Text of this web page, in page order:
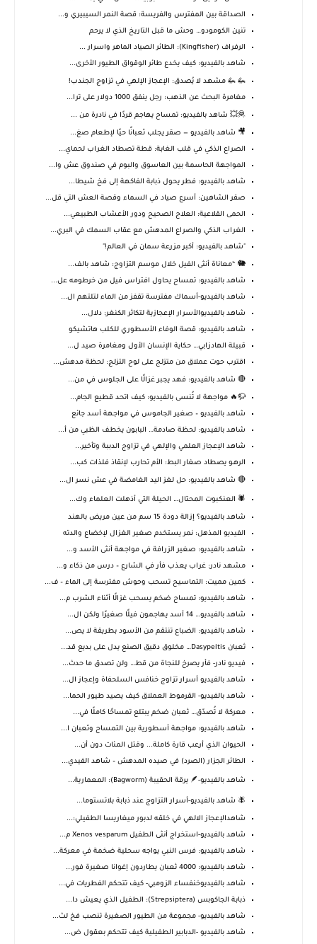
الصداقة بين المفترس والفريسة: قصة النمر السيبيري و...
تنين الكومودو… وحش ما قبل التاريخ الذي لا يرحم
الرفراف (Kingfisher): الطائر الصياد الماهر واسرار ...
شاهد بالفيديو: كيف يخدع طائر الوقواق الطيور الأخرى...
🦗 🦗 مشهد لا يُصدق: الإعجاز الإلهي في تزاوج الجندب!
مغامرة البحث عن الذهب: رجل ينفق 1000 دولار على ترا...
🦧💥 شاهد بالفيديو: تمساح يهاجم قردًا في نادرة من ...
🎥 شاهد بالفيديو — صقر يجلب ثعبانًا حيًا لإطعام صغ...
الصراع الذكي في قلب الغابة: قطة تصطاد الغراب لحماي...
المواجهة الحاسمة بين العاسوق والبوم في صندوق عش وا...
شاهد بالفيديو: فطر يحول ذبابة الفاكهة إلى فخ شيطا...
صقر الشاهين: أسرع صياد في السماء وقصة العش التي قل...
الحمى القلاعية: العلاج الصحيح ودور الأعشاب الطبيعي...
الغراب الذكي والصراع المدهش مع عقاب السمك في البري...
"شاهد بالفيديو: أكبر مزرعة سمان في العالم!"
🐘 “معاناة أنثى الفيل خلال موسم التزاوج: شاهد بالف...
شاهد بالفيديو: تمساح يحاول افتراس فيل من خرطومه عل...
شاهد بالفيديو-أسماك مفترسة تقفز من الماء لتلتهم ال...
شاهد بالفيديوالأسرار الإعجازية لتكاثر الكنغر: دلال...
شاهد بالفيديو: قصة الوفاء الأسطوري للكلب هاتشيكو
قبيلة الهادزابي… حكاية الإنسان الأول ومغامرة صيد ل...
اقترب حوت عملاق من متزلج على لوح التزلج: لحظة مدهش...
🔴 شاهد بالفيديو: فهد يجبر غزالًا على الجلوس في من...
🦬🔥 مواجهة لا تُنسى بالفيديو: كيف اتحد قطيع الجام...
شاهد بالفيديو – صغير الجاموس في مواجهة أسد جائع
شاهد بالفيديو: لحظة صادمة… البابون يخطف الظبي من أ...
شاهد الإعجاز العلمي والإلهي في تزاوج الدببة وتأخير...
الرهـو يصطاد صغار البط: الأم تحارب لإنقاذ فلذات كب...
🔴 شاهد بالفيديو: حل لغز اليد الغامضة في عش نسر ال...
🕷️ العنكبوت المحتال… الحيلة التي أذهلت العلماء وك...
شاهد بالفيديو؟ إزالة دودة 15 سم من عين مريض بالهند
الفيديو المذهل: نمر يستخدم صغير الغزال لإخضاع والدته
شاهد بالفيديو: صغير الزرافة في مواجهة أنثى الأسد و...
مشهد نادر: غراب يعذب فأر في الشارع – درس من ذكاء و...
كمين مميت: التماسيح تسحب وحوش مفترسة إلى الماء – ف...
شاهد بالفيديو: تمساح ضخم يسحب غزالًا أثناء الشرب م...
شاهد بالفيديو… 14 أسد يهاجمون فيلًا صغيرًا ولكن ال...
شاهد بالفيديو: الضباع تنتقم من الأسود بطريقة لا يص...
ثعبان Dasypeltis… مخلوق دقيق الصنع يدل على بديع قد...
فيديو نادر- فأر يصرخ للنجاة من قط… ولن تصدق ما حدث...
شاهد بالفيديو أسرار تزاوج خنافس السلحفاة وإعجاز ال...
شاهد بالفيديو- القرموط العملاق كيف يصيد طيور الحما...
معركة لا تُصدّق… ثعبان ضخم يبتلع تمساحًا كاملًا في...
شاهد بالفيديو: مواجهة أسطورية بين التمساح وثعبان ا...
الحيوان الذي أرعب قارة كاملة... وقتل المئات دون أن...
الطائر الجزار (الصرد) في صيده المدهش – شاهد الفيدي...
شاهد بالفيديو-🪶 يرقة الحقيبة (Bagworm): المعمارية...
🪰 شاهد بالفيديو-أسرار التزاوج عند ذبابة بلاتستوما...
شاهدالإعجاز الالهي في خلقه لدبور ميغاريسا الطفيلي:...
شاهد بالفيديو-استخراج أنثى الطفيل Xenos vesparum م...
شاهد بالفيديو: فرس النبي يواجه سحلية ضخمة في معركة...
شاهد بالفيديو: 4000 ثعبان يطاردون إغوانا صغيرة فور...
شاهد بالفيديوخنفساء الزومبي- كيف تتحكم الفطريات في...
ذبابة الجاكوبس (Strepsiptera): الطفيل الذي يعيش دا...
شاهد بالفيديو- مجموعة من الطيور الصغيرة تنصب فخ لث...
شاهد بالفيديو -الدبابير الطفيلية كيف تتحكم بعقول ض...